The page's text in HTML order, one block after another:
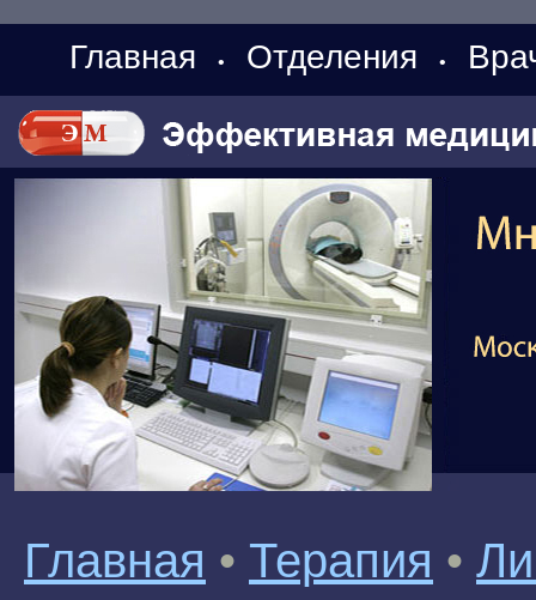
Главная • Отделения •
Главная • Терапия •